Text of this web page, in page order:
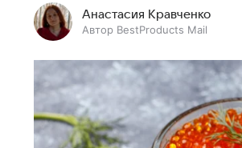
Анастасия Кравченко
Автор BestProducts Mail